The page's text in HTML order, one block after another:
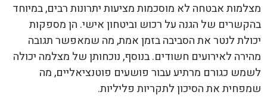
מצלמות אבטחה לא מוסכמות מציעות יתרונות רבים, במיוחד
בהקשרים של הגנה על רכוש וביטחון אישי. הן מספקות
יכולת לנטר את הסביבה בזמן אמת, מה שמאפשר תגובה
מהירה לאירועים חשודים. בנוסף, נוכחותן של מצלמה יכולה
לשמש כגורם מרתיע עבור פושעים פוטנציאליים, מה
שמפחית את הסיכון לתקריות פליליות.